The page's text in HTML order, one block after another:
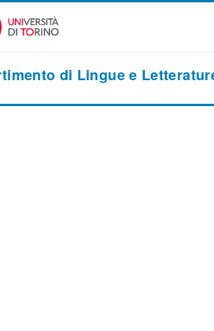
di Lingue e